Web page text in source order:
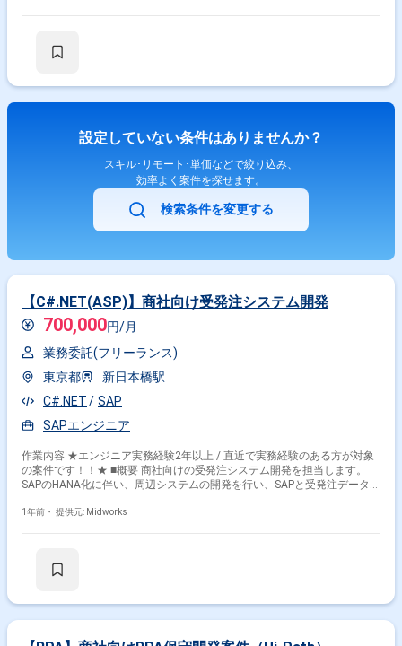
設定していない条件はありませんか？
スキル･リモート･単価などで絞り込み、
効率よく案件を探せます。
検索条件を変更する
【C#.NET(ASP)】商社向け受発注システム開発
700,000円/月
業務委託(フリーランス)
東京都
新日本橋駅
C#.NET
SAP
SAPエンジニア
作業内容 ★エンジニア実務経験2年以上 / 直近で実務経験のある方が対象
の案件です！！★ ■概要 商社向けの受発注システム開発を担当します。
SAPのHANA化に伴い、周辺システムの開発を行い、SAPと受発注データを
ストまでの経験が4年以上ある方が対象です。SAPの経験は不要で、
ストの実施 ・システムの最適化および機能追加対応
1年前・ 提供元: Midworks